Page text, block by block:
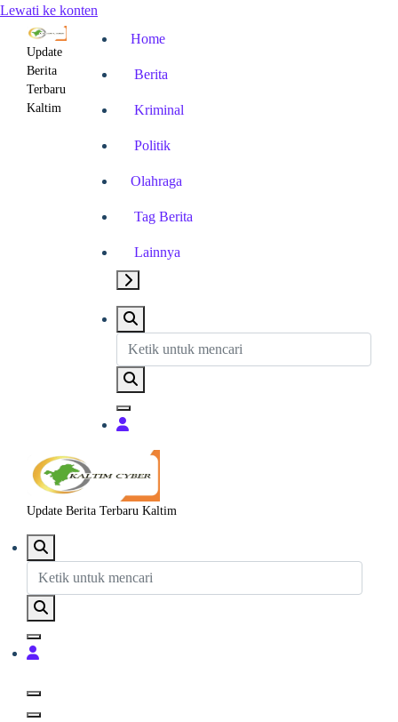
Lewati ke konten
Update
Berita
Terbaru
Kaltim
Home
Berita
Kriminal
Politik
Olahraga
Tag Berita
Lainnya
Update Berita Terbaru Kaltim